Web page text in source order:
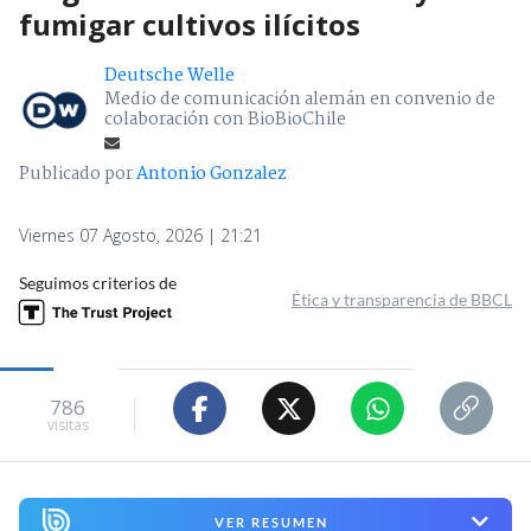
fumigar cultivos ilícitos
Deutsche Welle
Medio de comunicación alemán en convenio de
colaboración con BioBioChile
Publicado porAntonio Gonzalez
Viernes 07 Agosto, 2026 | 21:21
Seguimos criterios de
Ética y transparencia de BBCL
786
visitas
VER RESUMEN